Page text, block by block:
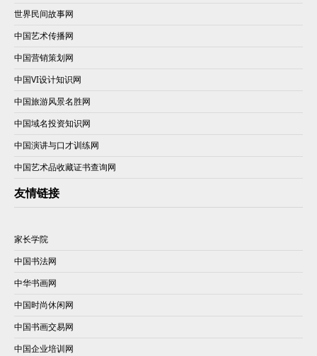
世界民间故事网
中国艺术传播网
中国营销策划网
中国VI设计知识网
中国旅游风景名胜网
中国域名投资知识网
中国演讲与口才训练网
中国艺术品收藏证书查询网
友情链接
家长学院
中国书法网
中华书画网
中国时尚休闲网
中国书画交易网
中国企业培训网